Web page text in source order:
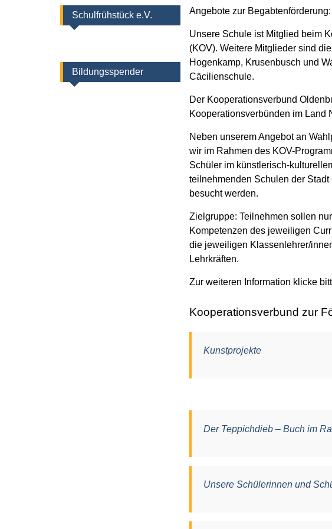
Angebote zur Begabtenförderung:
Unsere Schule ist Mitglied beim
(KOV). Weitere Mitglieder sind
Hogenkamp, Krusenbusch und
Cäcilienschule.
Der Kooperationsverbund
Kooperationsverbünden im Land
Neben unserem Angebot an
wir im Rahmen des KOV-
Schüler im künstlerisch-
teilnehmenden Schulen der
besucht werden.
Zielgruppe: Teilnehmen sollen
Kompetenzen des jeweiligen
die jeweiligen Klassenlehrer/
Lehrkräften.
Zur weiteren Information klicke
Kooperationsverbund zur
Kunstprojekte
Der Teppichdieb – Buch im
Unsere Schülerinnen und
Schulfrühstück e.V.
Bildungsspender